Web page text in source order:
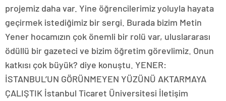
projemiz daha var. Yine öğrencilerimiz yoluyla hayata
geçirmek istediğimiz bir sergi. Burada bizim Metin
Yener hocamızın çok önemli bir rolü var, uluslararası
ödüllü bir gazeteci ve bizim öğretim görevlimiz. Onun
katkısı çok büyük? diye konuştu. YENER:
İSTANBUL’UN GÖRÜNMEYEN YÜZÜNÜ AKTARMAYA
ÇALIŞTIK İstanbul Ticaret Üniversitesi İletişim